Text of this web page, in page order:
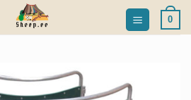
0